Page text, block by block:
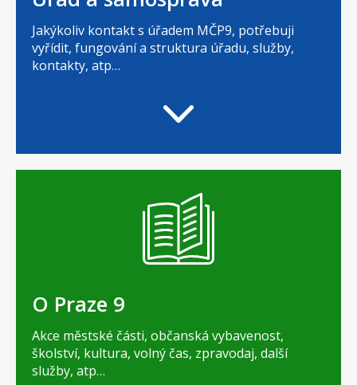
Jakýkoliv kontakt s úřadem MČP9, potřebuji
vyřídit, fungování a struktura úřadu, služby,
kontakty, atp…
O Praze 9
Akce městské části, občanská vybavenost,
školství, kultura, volný čas, zpravodaj, další
služby, atp…